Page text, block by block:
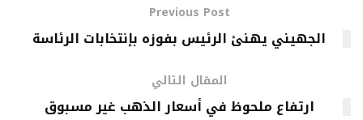
Previous Post
الجهيني يهنئ الرئيس بفوزه بإنتخابات الرئاسة
المقال التالي
ارتفاع ملحوظ في أسعار الذهب غير مسبوق